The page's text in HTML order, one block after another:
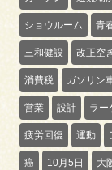
ショウルーム 青
三和健設 改正空
消費税 ガソリン
営業 設計 ラー
疲労回復 運動
癌 10月5日 大